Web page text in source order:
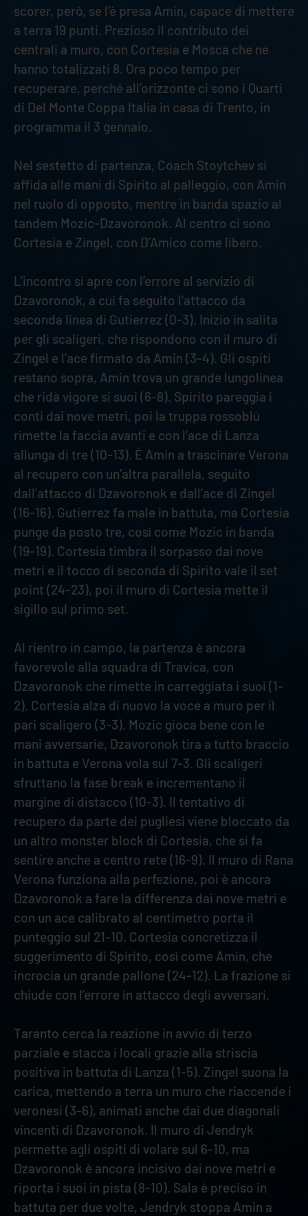
scorer, però, se l’è presa Amin, capace di mettere
a terra 19 punti. Prezioso il contributo dei
centrali a muro, con Cortesia e Mosca che ne
hanno totalizzati 8. Ora poco tempo per
recuperare, perché all’orizzonte ci sono i Quarti
di Del Monte Coppa Italia in casa di Trento, in
programma il 3 gennaio.
Nel sestetto di partenza, Coach Stoytchev si
affida alle mani di Spirito al palleggio, con Amin
nel ruolo di opposto, mentre in banda spazio al
tandem Mozic-Dzavoronok. Al centro ci sono
Cortesia e Zingel, con D’Amico come libero.
L’incontro si apre con l’errore al servizio di
Dzavoronok, a cui fa seguito l’attacco da
seconda linea di Gutierrez (0-3). Inizio in salita
per gli scaligeri, che rispondono con il muro di
Zingel e l’ace firmato da Amin (3-4). Gli ospiti
restano sopra, Amin trova un grande lungolinea
che ridà vigore si suoi (6-8). Spirito pareggia i
conti dai nove metri, poi la truppa rossoblù
rimette la faccia avanti e con l’ace di Lanza
allunga di tre (10-13). È Amin a trascinare Verona
al recupero con un’altra parallela, seguito
dall’attacco di Dzavoronok e dall’ace di Zingel
(16-16). Gutierrez fa male in battuta, ma Cortesia
punge da posto tre, così come Mozic in banda
(19-19). Cortesia timbra il sorpasso dai nove
metri e il tocco di seconda di Spirito vale il set
point (24-23), poi il muro di Cortesia mette il
sigillo sul primo set.
Al rientro in campo, la partenza è ancora
favorevole alla squadra di Travica, con
Dzavoronok che rimette in carreggiata i suoi (1-
2). Cortesia alza di nuovo la voce a muro per il
pari scaligero (3-3). Mozic gioca bene con le
mani avversarie, Dzavoronok tira a tutto braccio
in battuta e Verona vola sul 7-3. Gli scaligeri
sfruttano la fase break e incrementano il
margine di distacco (10-3). Il tentativo di
recupero da parte dei pugliesi viene bloccato da
un altro monster block di Cortesia, che si fa
sentire anche a centro rete (16-9). Il muro di Rana
Verona funziona alla perfezione, poi è ancora
Dzavoronok a fare la differenza dai nove metri e
con un ace calibrato al centimetro porta il
punteggio sul 21-10. Cortesia concretizza il
suggerimento di Spirito, così come Amin, che
incrocia un grande pallone (24-12). La frazione si
chiude con l’errore in attacco degli avversari.
Taranto cerca la reazione in avvio di terzo
parziale e stacca i locali grazie alla striscia
positiva in battuta di Lanza (1-5). Zingel suona la
carica, mettendo a terra un muro che riaccende i
veronesi (3-6), animati anche dai due diagonali
vincenti di Dzavoronok. Il muro di Jendryk
permette agli ospiti di volare sul 6-10, ma
Dzavoronok è ancora incisivo dai nove metri e
riporta i suoi in pista (8-10). Sala è preciso in
battuta per due volte, Jendryk stoppa Amin a